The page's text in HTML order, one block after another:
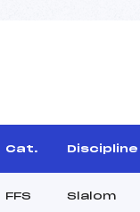
Cat. Discipline
FFS Slalom